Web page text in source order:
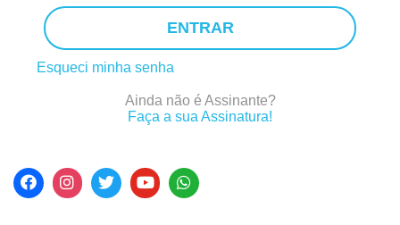
ENTRAR
Esqueci minha senha
Ainda não é Assinante?
Faça a sua Assinatura!